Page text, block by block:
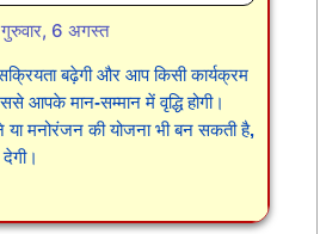
गुरुवार, 6 अगस्त
बढ़ेगी और आप किसी कार्यक्रम
आपके मान-सम्मान में वृद्धि होगी।
या मनोरंजन की योजना भी बन सकती है,